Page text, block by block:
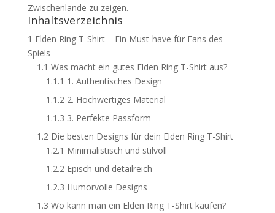
Zwischenlande zu zeigen.
Inhaltsverzeichnis
1 Elden Ring T-Shirt – Ein Must-have für Fans des
Spiels
1.1 Was macht ein gutes Elden Ring T-Shirt aus?
1.1.1 1. Authentisches Design
1.1.22. Hochwertiges Material
1.1.3 3. Perfekte Passform
1.2Die besten Designs für dein Elden Ring T-Shirt
1.2.1 Minimalistisch und stilvoll
1.2.2Episch und detailreich
1.2.3 Humorvolle Designs
1.3 Wo kann man ein Elden Ring T-Shirt kaufen?